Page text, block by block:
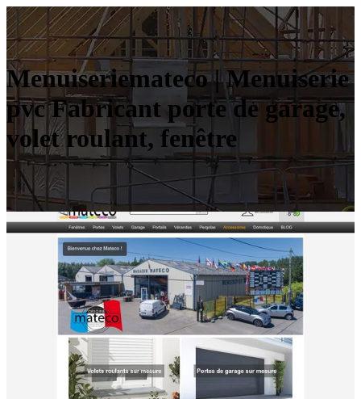
Menuiseriemate­co | Menuiserie
pvc Fabricant porte de garage,
volet roulant, fenêtre